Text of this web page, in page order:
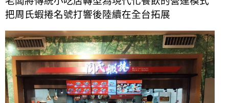
把周氏蝦捲名號打響後陸續在全台拓展